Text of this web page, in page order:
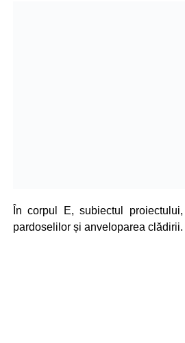
În corpul E, subiectul
pardoselilor și anveloparea clădirii.